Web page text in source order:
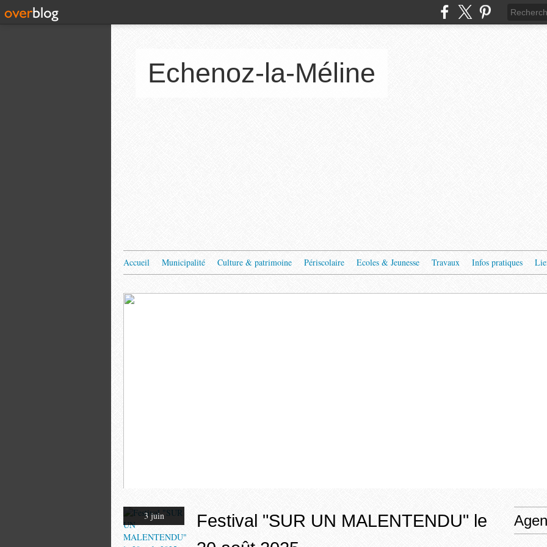
Echenoz-la-Méline
Accueil Municipalité Culture & patrimoine Périscolaire Ecoles & Jeunesse Travaux Infos pratiques
3 juin
Festival "SUR UN MALENTENDU" le